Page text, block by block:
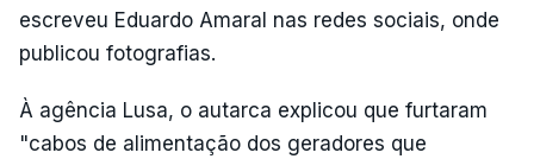
escreveu Eduardo Amaral nas redes sociais, onde
publicou fotografias.
À agência Lusa, o autarca explicou que furtaram
"cabos de alimentação dos geradores que